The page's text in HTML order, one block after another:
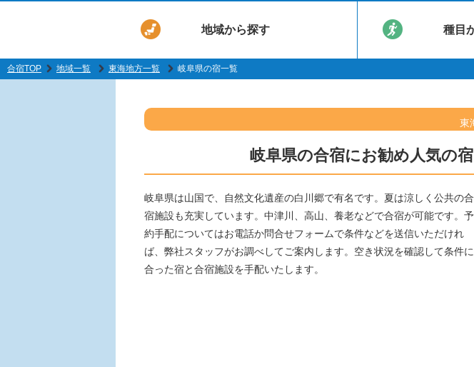
地域から探す 種目
合宿TOP 地域一覧 東海地方一覧 岐阜県の宿一覧
東
岐阜県の合宿にお勧め人気の
岐阜県は山国で、自然文化遺産の白川郷で有名です。夏は涼しく公共の合
宿施設も充実しています。中津川、高山、養老などで合宿が可能です。予
約手配についてはお電話か問合せフォームで条件などを送信いただけれ
ば、弊社スタッフがお調べしてご案内します。空き状況を確認して条件に
合った宿と合宿施設を手配いたします。